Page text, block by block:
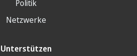
Politik
Netzwerke
Unterstützen